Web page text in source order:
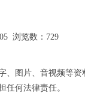
浏览数：729
、图片、音视频等
任何法律责任。